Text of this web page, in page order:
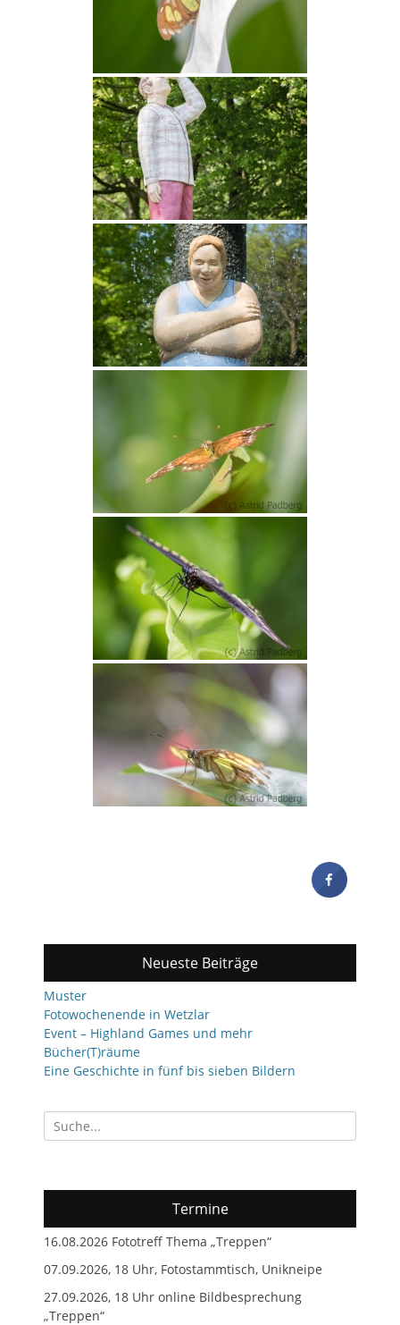
Neueste Beiträge
Muster
Fotowochenende in Wetzlar
Event – Highland Games und mehr
Bücher(T)räume
Eine Geschichte in fünf bis sieben Bildern
Suchen
nach:
Termine
16.08.2026 Fototreff Thema „Treppen“
07.09.2026, 18 Uhr, Fotostammtisch, Unikneipe
27.09.2026, 18 Uhr online Bildbesprechung
„Treppen“